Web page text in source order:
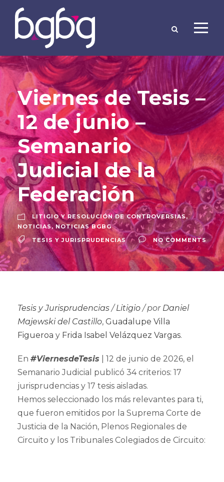
Viernes de Tesis –
12 de junio –
Semanario
Judicial de la
Federación
LITIGIO Y RESOLUCIÓN DE CONTROVERSIAS,
NOTICIAS, NOTICIAS BGBG
TESIS Y JURISPRUDENCIAS
NO COMMENTS
Tesis y Jurisprudencias /Litigio / por Daniel
Majewski del Castillo, Guadalupe Villa
Figueroa y Frida Isabel Velázquez Vargas.
En #ViernesdeTesis | 12 de junio de 2026, el
Semanario Judicial publicó 34 criterios: 17
jurisprudencias y 17 tesis aisladas.
Hemos seleccionado los más relevantes para ti,
que fueron emitidos por la Suprema Corte de
Justicia de la Nación, Plenos Regionales de
Circuito y los Tribunales Colegiados de Circuito: